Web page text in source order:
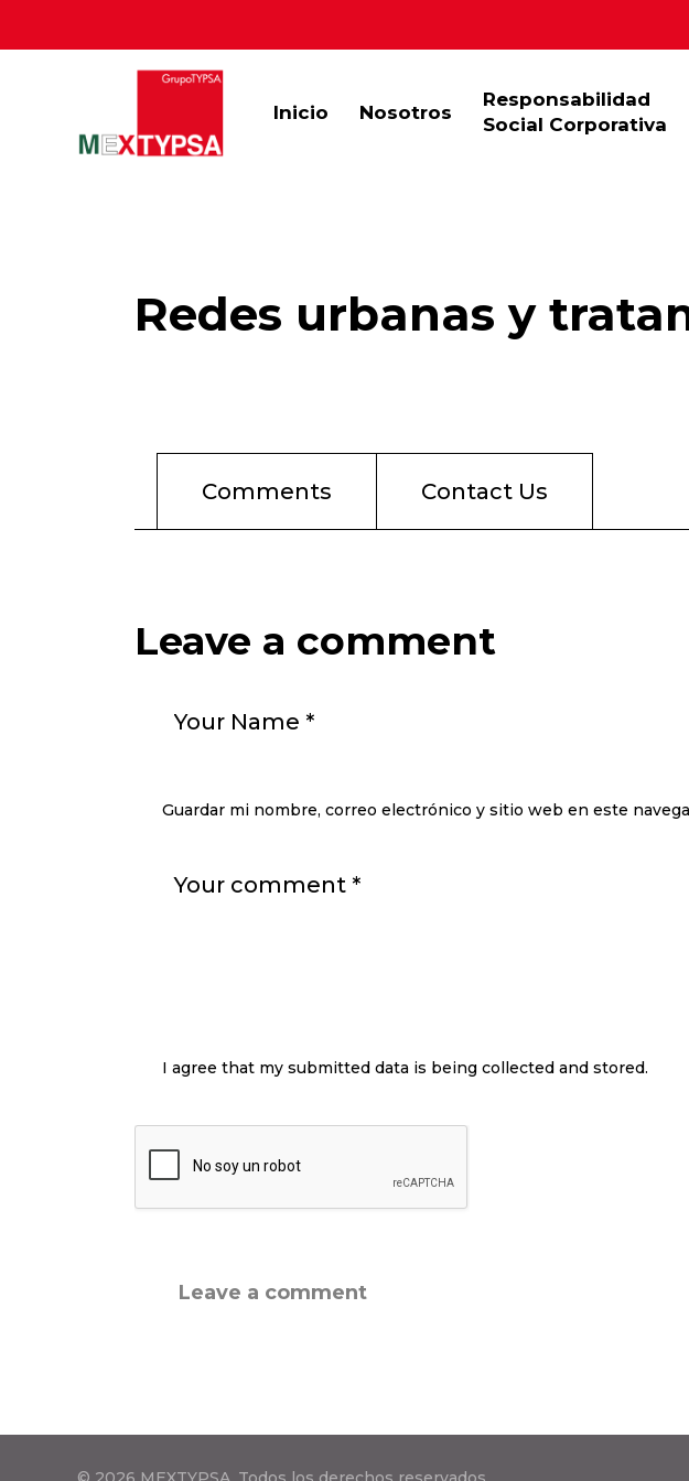
Inicio Nosotros
Responsabilidad
Social Corporativa
Redes urbanas y
Comments Contact Us
Leave a comment
Guardar mi nombre, correo electrónico y sitio web en este
I agree that my submitted data is being collected and stored.